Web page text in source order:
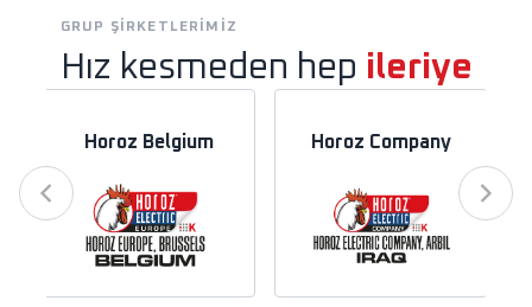
GRUP ŞIRKETLERIMIZ
Hız kesmeden hep ileriye
Horoz Belgium Horoz Company